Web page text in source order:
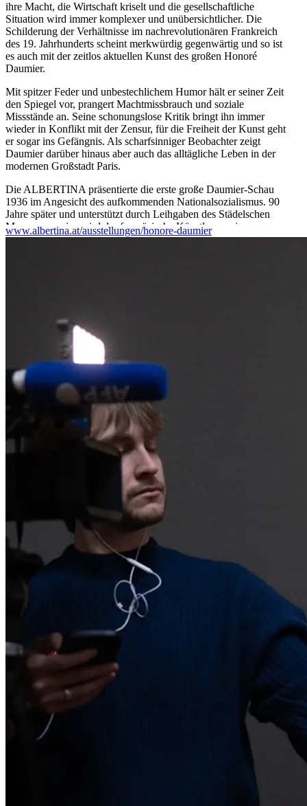
ihre Macht, die Wirtschaft kriselt und die gesellschaftliche
Situation wird immer komplexer und unübersichtlicher. Die
Schilderung der Verhältnisse im nachrevolutionären Frankreich
des 19. Jahrhunderts scheint merkwürdig gegenwärtig und so ist
es auch mit der zeitlos aktuellen Kunst des großen Honoré
Daumier.
Mit spitzer Feder und unbestechlichem Humor hält er seiner Zeit
den Spiegel vor, prangert Machtmissbrauch und soziale
Missstände an. Seine schonungslose Kritik bringt ihn immer
wieder in Konflikt mit der Zensur, für die Freiheit der Kunst geht
er sogar ins Gefängnis. Als scharfsinniger Beobachter zeigt
Daumier darüber hinaus aber auch das alltägliche Leben in der
modernen Großstadt Paris.
Die ALBERTINA präsentierte die erste große Daumier-Schau
1936 im Angesicht des aufkommenden Nationalsozialismus. 90
Jahre später und unterstützt durch Leihgaben des Städelschen
Museumsvereins wird der französische Künstler nun in neuem
Licht gezeigt. Neben zahlreichen Lithografien und Zeichnungen
Die Ausstellung ist von 6. Februar bis 25. Mai 2026 zu sehen.
www.albertina.at/ausstellungen/honore-daumier